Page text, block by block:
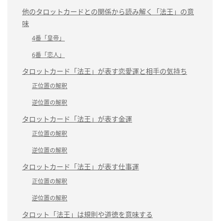
他のタロットカードとの関係から読み解く「法王」の意
味
4番「皇帝」
6番「恋人」
タロットカード「法王」が表す恋愛運と相手の気持ち
正位置の解釈
逆位置の解釈
タロットカード「法王」が表す金運
正位置の解釈
逆位置の解釈
タロットカード「法王」が表す仕事運
正位置の解釈
逆位置の解釈
タロット「法王」は規則や道徳を意味する